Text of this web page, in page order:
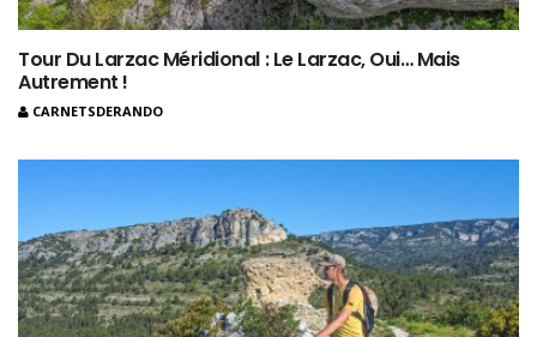
Tour Du Larzac Méridional : Le Larzac, Oui… Mais
Autrement !
CARNETSDERANDO